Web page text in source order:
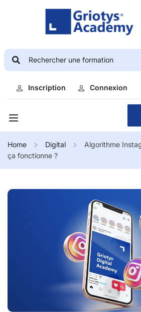
Inscription Connexion
Home Digital
Algorithme
ça fonctionne ?